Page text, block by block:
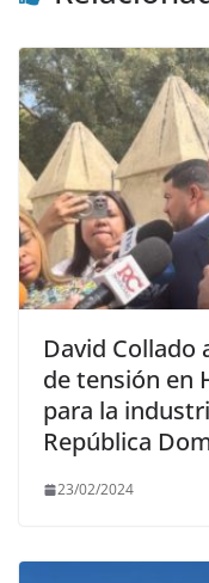
David Collado
de tensión en
para la
República
23/02/2024